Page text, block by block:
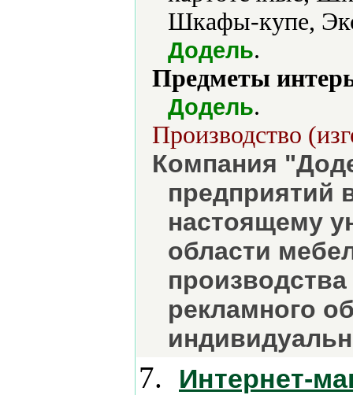
Шкафы-купе,
Додель.
Предметы
Додель.
Производство
Компания
предприятий
настоящему
области
рекламного
7. Интернет-